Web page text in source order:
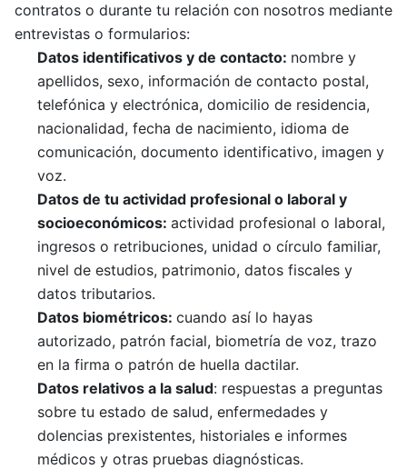
contratos o durante tu relación con nosotros mediante
entrevistas o formularios:
Datos identificativos y de contacto: nombre y
apellidos, sexo, información de contacto postal,
telefónica y electrónica, domicilio de residencia,
nacionalidad, fecha de nacimiento, idioma de
comunicación, documento identificativo, imagen y
voz.
Datos de tu actividad profesional o laboral y
socioeconómicos: actividad profesional o laboral,
ingresos o retribuciones, unidad o círculo familiar,
nivel de estudios, patrimonio, datos fiscales y
datos tributarios.
Datos biométricos: cuando así lo hayas
autorizado, patrón facial, biometría de voz, trazo
en la firma o patrón de huella dactilar.
Datos relativos a la salud: respuestas a preguntas
sobre tu estado de salud, enfermedades y
dolencias prexistentes, historiales e informes
médicos y otras pruebas diagnósticas.